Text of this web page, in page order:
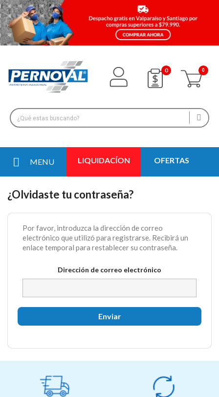
0
MENU LIQUIDACÍON OFERTAS
¿Olvidaste tu contraseña?
Por favor, introduzca la dirección de correo
electrónico que utilizó para registrarse. Recibirá un
enlace temporal para restablecer su contraseña.
Dirección de correo electrónico
Enviar